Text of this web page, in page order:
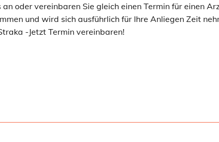
oder vereinbaren Sie gleich einen Termin für einen
und wird sich ausführlich für Ihre Anliegen Zeit
-Jetzt Termin vereinbaren!